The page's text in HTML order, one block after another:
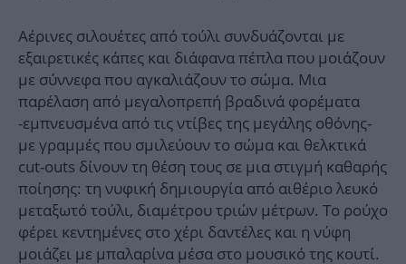
Αέρινες σιλουέτες από τούλι συνδυάζονται με
εξαιρετικές κάπες και διάφανα πέπλα που μοιάζουν
με σύννεφα που αγκαλιάζουν το σώμα. Μια
παρέλαση από μεγαλοπρεπή βραδινά φορέματα
-εμπνευσμένα από τις ντίβες της μεγάλης οθόνης-
με γραμμές που σμιλεύουν το σώμα και θελκτικά
cut-outs δίνουν τη θέση τους σε μια στιγμή καθαρής
ποίησης: τη νυφική δημιουργία από αιθέριο λευκό
μεταξωτό τούλι, διαμέτρου τριών μέτρων. Το ρούχο
φέρει κεντημένες στο χέρι δαντέλες και η νύφη
μοιάζει με μπαλαρίνα μέσα στο μουσικό της κουτί.